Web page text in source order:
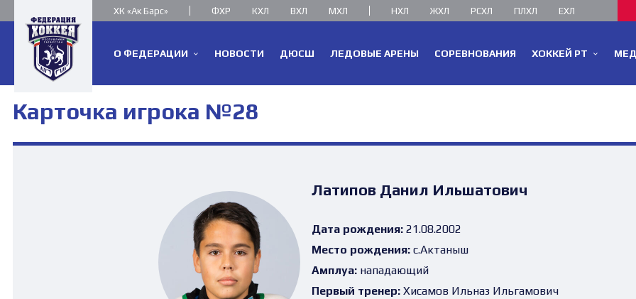
ХК «Ак Барс» ФХР КХЛ ВХЛ МХЛ НХЛ ЖХЛ РСХЛ ПЛХЛ ЕХЛ
О ФЕДЕРАЦИИ НОВОСТИ ДЮСШ ЛЕДОВЫЕ АРЕНЫ СОРЕВНОВАНИЯ ХОККЕЙ РТ
Карточка игрока №28
Латипов Данил Ильшатович
Дата рождения:21.08.2002
Место рождения:с.Актаныш
Амплуа:нападающий
Первый тренер:Хисамов Ильназ Ильгамович